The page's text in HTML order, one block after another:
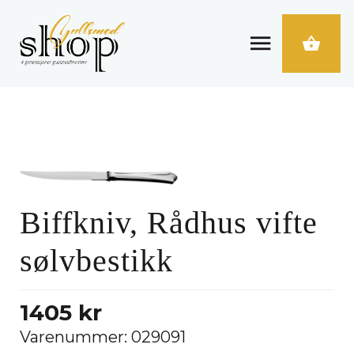
Biffkniv, Rådhus vifte
sølvbestikk
1405 kr
Varenummer: 029091